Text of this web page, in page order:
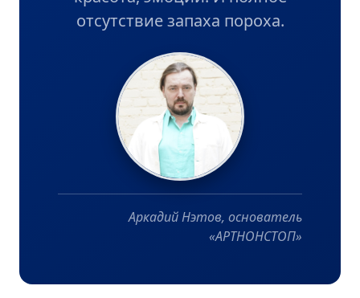
отсутствие запаха пороха.
Аркадий Нэтов, основатель
«АРТНОНСТОП»